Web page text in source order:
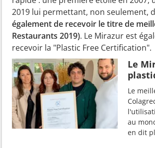
2019 lui permettant, non seulement,
également de recevoir le titre de
Restaurants 2019). Le Mirazur est
recevoir la "Plastic Free Certification".
Le
Le
au
en dit